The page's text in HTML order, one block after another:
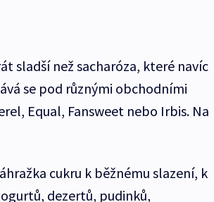
sladší než sacharóza, které navíc
se pod různými obchodními
Equal, Fansweet nebo Irbis. Na
cukru k běžnému slazení, k
dezertů, pudinků,